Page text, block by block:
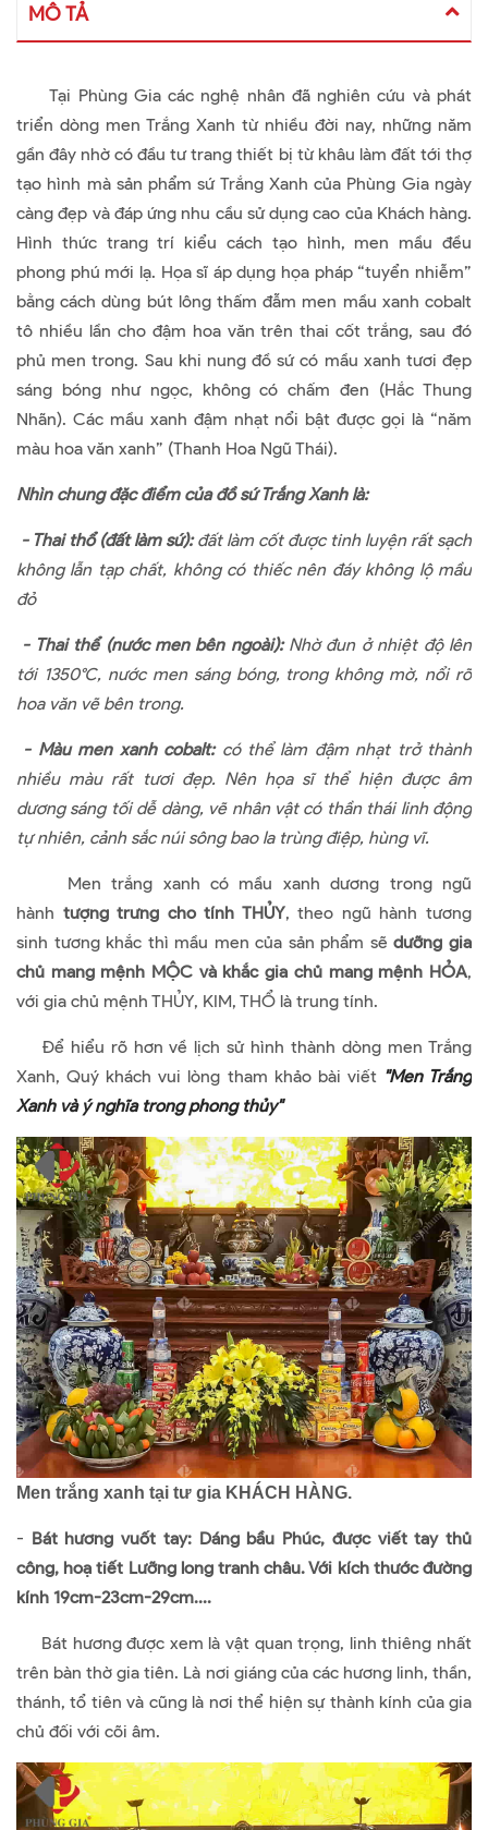
MÔ TẢ
Tại Phùng Gia các nghệ nhân đã nghiên cứu và phát
triển dòng men Trắng Xanh từ nhiều đời nay, những năm
gần đây nhờ có đầu tư trang thiết bị từ khâu làm đất tới thợ
tạo hình mà sản phẩm sứ Trắng Xanh của Phùng Gia ngày
càng đẹp và đáp ứng nhu cầu sử dụng cao của Khách hàng.
Hình thức trang trí kiểu cách tạo hình, men mầu đều
phong phú mới lạ. Họa sĩ áp dụng họa pháp “tuyển nhiễm”
bằng cách dùng bút lông thấm đẫm men mầu xanh cobalt
tô nhiều lần cho đậm hoa văn trên thai cốt trắng, sau đó
phủ men trong. Sau khi nung đồ sứ có mầu xanh tươi đẹp
sáng bóng như ngọc, không có chấm đen (Hắc Thung
Nhãn). Các mầu xanh đậm nhạt nổi bật được gọi là “năm
màu hoa văn xanh” (Thanh Hoa Ngũ Thái).
Nhìn chung đặc điểm của đồ sứ Trắng Xanh là:
- Thai thổ (đất làm sứ):đất làm cốt được tinh luyện rất sạch
không lẫn tạp chất, không có thiếc nên đáy không lộ mầu
đỏ
- Thai thể (nước men bên ngoài):Nhờ đun ở nhiệt độ lên
tới 1350°C, nước men sáng bóng, trong không mờ, nổi rõ
hoa văn vẽ bên trong.
- Màu men xanh cobalt:có thể làm đậm nhạt trở thành
nhiều màu rất tươi đẹp. Nên họa sĩ thể hiện được âm
dương sáng tối dễ dàng, vẽ nhân vật có thần thái linh động
tự nhiên, cảnh sắc núi sông bao la trùng điệp, hùng vĩ.
Men trắng xanh có mầu xanh dương trong ngũ
hành tượng trưng cho tính THỦY, theo ngũ hành tương
sinh tương khắc thì mầu men của sản phẩm sẽdưỡng gia
chủ mang mệnh MỘC và khắc gia chủ mang mệnh HỎA,
với gia chủ mệnh THỦY, KIM, THỔ là trung tính.
Để hiểu rõ hơn về lịch sử hình thành dòng men Trắng
Xanh, Quý khách vui lòng tham khảo bài viết "Men Trắng
Xanh và ý nghĩa trong phong thủy"
Men trắng xanh tại tư gia KHÁCH HÀNG.
- Bát hương vuốt tay: Dáng bầu Phúc, được viết tay thủ
công, hoạ tiết Lưỡng long tranh châu. Với kích thước đường
kính 19cm-23cm-29cm....
Bát hương được xem là vật quan trọng, linh thiêng nhất
trên bàn thờ gia tiên. Là nơi giáng của các hương linh, thần,
thánh, tổ tiên và cũng là nơi thể hiện sự thành kính của gia
chủ đối với cõi âm.